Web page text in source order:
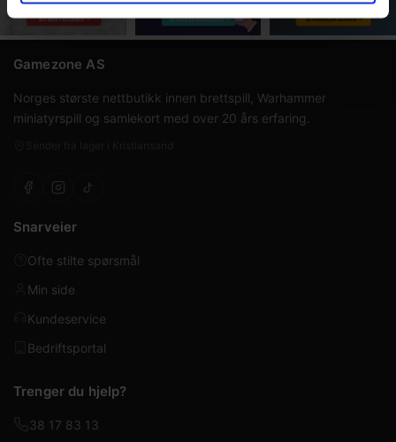
Gamezone AS
Norges største nettbutikk innen brettspill, Warhammer
miniatyrspill og samlekort med over 20 års erfaring.
Snarveier
Ofte stilte spørsmål
Min side
Kundeservice
Bedriftsportal
Trenger du hjelp?
38 17 83 13